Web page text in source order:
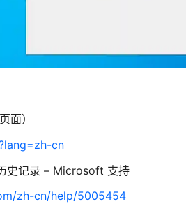
面）
cn
史记录 – Microsoft 支持
zh-cn/help/5005454